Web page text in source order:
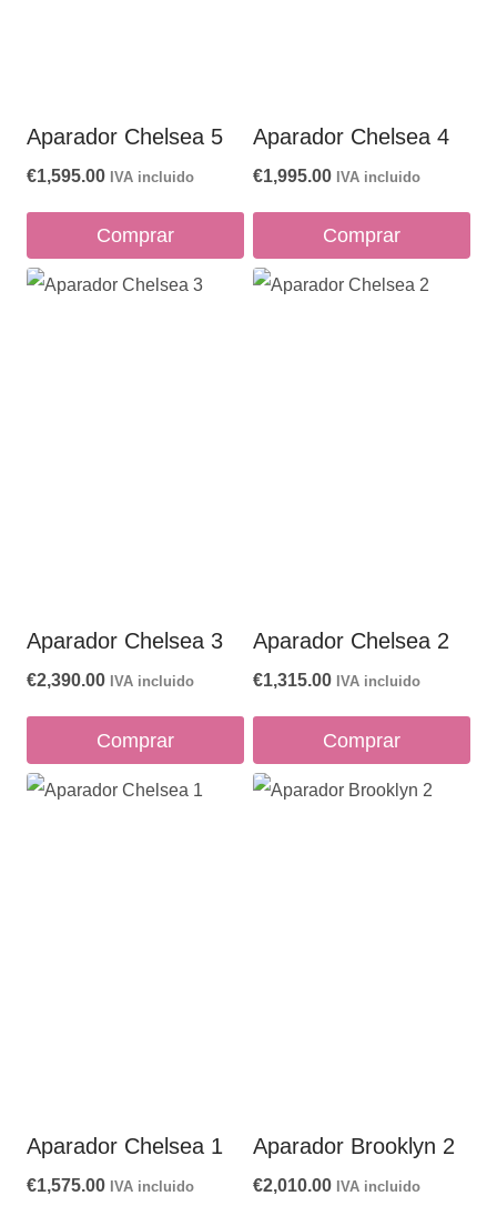
Aparador Chelsea 5
€1,595.00 IVA incluido
Comprar
Aparador Chelsea 4
€1,995.00 IVA incluido
Comprar
Aparador Chelsea 3
€2,390.00 IVA incluido
Comprar
Aparador Chelsea 2
€1,315.00 IVA incluido
Comprar
Aparador Chelsea 1
€1,575.00 IVA incluido
Aparador Brooklyn 2
€2,010.00 IVA incluido